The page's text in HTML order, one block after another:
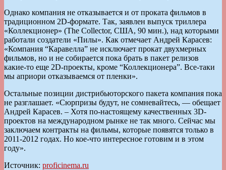
Однако компания не отказывается и от проката фильмов в
традиционном 2D-формате. Так, заявлен выпуск триллера
«Коллекционер» (The Collector, США, 90 мин.), над которыми
работали создатели «Пилы». Как отмечает Андрей Карасев:
«Компания “Каравелла” не исключает прокат двухмерных
фильмов, но и не собирается пока брать в пакет релизов
какие-то еще 2D-проекты, кроме “Коллекционера”. Все-таки
мы априори отказываемся от пленки».
Остальные позиции дистрибьюторского пакета компания пока
не разглашает. «Сюрпризы будут, не сомневайтесь, — обещает
Андрей Карасев. – Хотя по-настоящему качественных 3D-
проектов на международном рынке не так много. Сейчас мы
заключаем контракты на фильмы, которые появятся только в
2011-2012 годах. Но кое-что интересное готовим и в этом
году».
Источник: proficinema.ru